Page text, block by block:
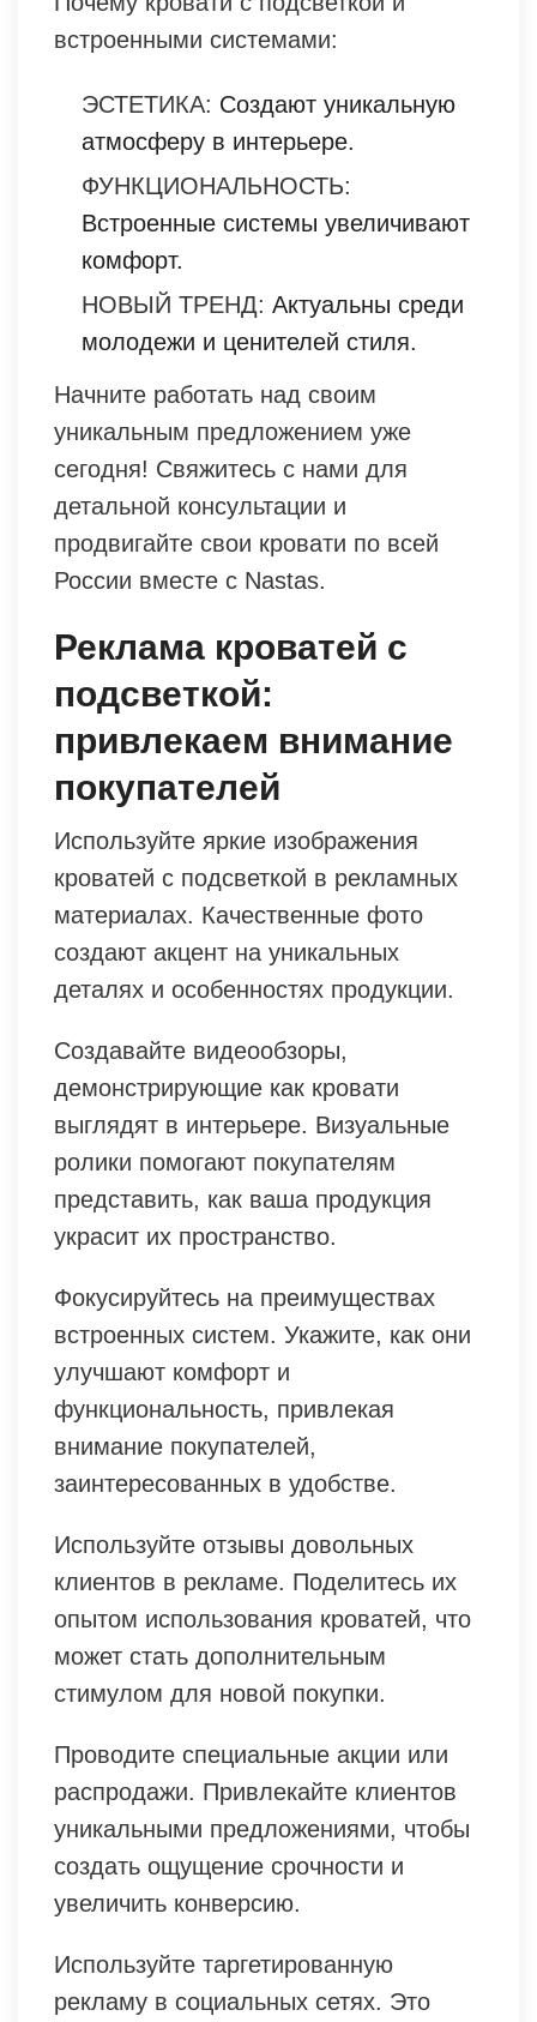
встроенными системами:
ЭСТЕТИКА: Создают уникальную
атмосферу в интерьере.
ФУНКЦИОНАЛЬНОСТЬ:
Встроенные системы увеличивают
комфорт.
НОВЫЙ ТРЕНД: Актуальны среди
молодежи и ценителей стиля.
Начните работать над своим
уникальным предложением уже
сегодня! Свяжитесь с нами для
детальной консультации и
продвигайте свои кровати по всей
России вместе с Nastas.
Реклама кроватей с
подсветкой:
привлекаем внимание
покупателей
Используйте яркие изображения
кроватей с подсветкой в рекламных
материалах. Качественные фото
создают акцент на уникальных
деталях и особенностях продукции.
Создавайте видеообзоры,
демонстрирующие как кровати
выглядят в интерьере. Визуальные
ролики помогают покупателям
представить, как ваша продукция
украсит их пространство.
Фокусируйтесь на преимуществах
встроенных систем. Укажите, как они
улучшают комфорт и
функциональность, привлекая
внимание покупателей,
заинтересованных в удобстве.
Используйте отзывы довольных
клиентов в рекламе. Поделитесь их
опытом использования кроватей, что
может стать дополнительным
стимулом для новой покупки.
Проводите специальные акции или
распродажи. Привлекайте клиентов
уникальными предложениями, чтобы
создать ощущение срочности и
увеличить конверсию.
Используйте таргетированную
рекламу в социальных сетях. Это